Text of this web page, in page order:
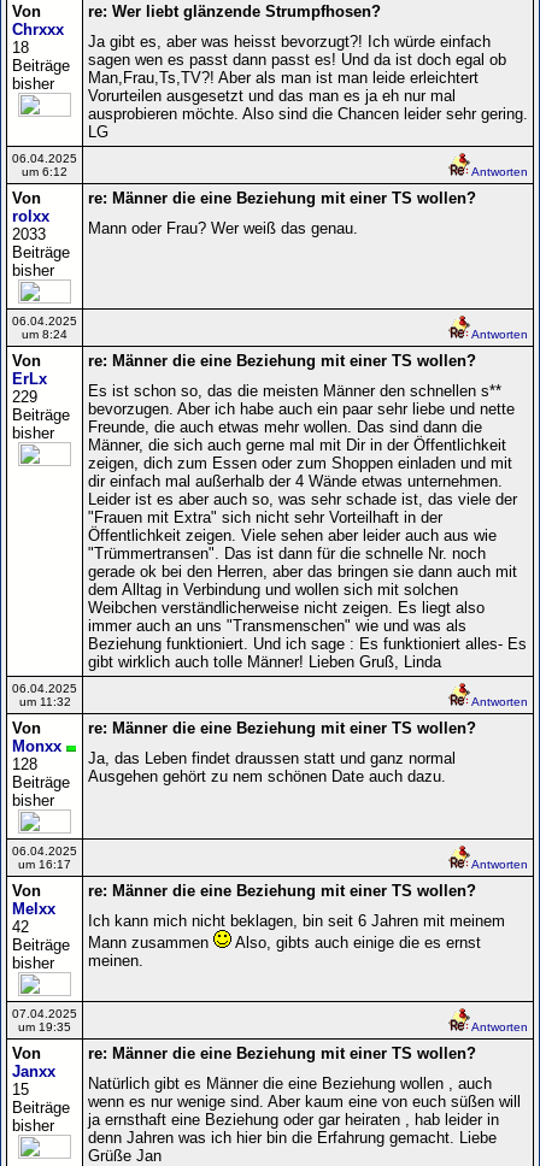
Von
Chrxxx
18
Beiträge
bisher
re: Wer liebt glänzende Strumpfhosen?
Ja gibt es, aber was heisst bevorzugt?! Ich würde einfach
sagen wen es passt dann passt es! Und da ist doch egal ob
Man,Frau,Ts,TV?! Aber als man ist man leide erleichtert
Vorurteilen ausgesetzt und das man es ja eh nur mal
ausprobieren möchte. Also sind die Chancen leider sehr gering.
LG
06.04.2025
um 6:12
Antworten
Von
rolxx
2033
Beiträge
bisher
re: Männer die eine Beziehung mit einer TS wollen?
Mann oder Frau? Wer weiß das genau.
06.04.2025
um 8:24
Antworten
Von
ErLx
229
Beiträge
bisher
re: Männer die eine Beziehung mit einer TS wollen?
Es ist schon so, das die meisten Männer den schnellen s**
bevorzugen. Aber ich habe auch ein paar sehr liebe und nette
Freunde, die auch etwas mehr wollen. Das sind dann die
Männer, die sich auch gerne mal mit Dir in der Öffentlichkeit
zeigen, dich zum Essen oder zum Shoppen einladen und mit
dir einfach mal außerhalb der 4 Wände etwas unternehmen.
Leider ist es aber auch so, was sehr schade ist, das viele der
"Frauen mit Extra" sich nicht sehr Vorteilhaft in der
Öffentlichkeit zeigen. Viele sehen aber leider auch aus wie
"Trümmertransen". Das ist dann für die schnelle Nr. noch
gerade ok bei den Herren, aber das bringen sie dann auch mit
dem Alltag in Verbindung und wollen sich mit solchen
Weibchen verständlicherweise nicht zeigen. Es liegt also
immer auch an uns "Transmenschen" wie und was als
Beziehung funktioniert. Und ich sage : Es funktioniert alles- Es
gibt wirklich auch tolle Männer! Lieben Gruß, Linda
06.04.2025
um 11:32
Antworten
Von
Monxx
128
Beiträge
bisher
re: Männer die eine Beziehung mit einer TS wollen?
Ja, das Leben findet draussen statt und ganz normal
Ausgehen gehört zu nem schönen Date auch dazu.
06.04.2025
um 16:17
Antworten
Von
Melxx
42
Beiträge
bisher
re: Männer die eine Beziehung mit einer TS wollen?
Ich kann mich nicht beklagen, bin seit 6 Jahren mit meinem
Mann zusammen
Also, gibts auch einige die es ernst
meinen.
07.04.2025
um 19:35
Antworten
Von
Janxx
15
Beiträge
bisher
re: Männer die eine Beziehung mit einer TS wollen?
Natürlich gibt es Männer die eine Beziehung wollen , auch
wenn es nur wenige sind. Aber kaum eine von euch süßen will
ja ernsthaft eine Beziehung oder gar heiraten , hab leider in
denn Jahren was ich hier bin die Erfahrung gemacht. Liebe
Grüße Jan